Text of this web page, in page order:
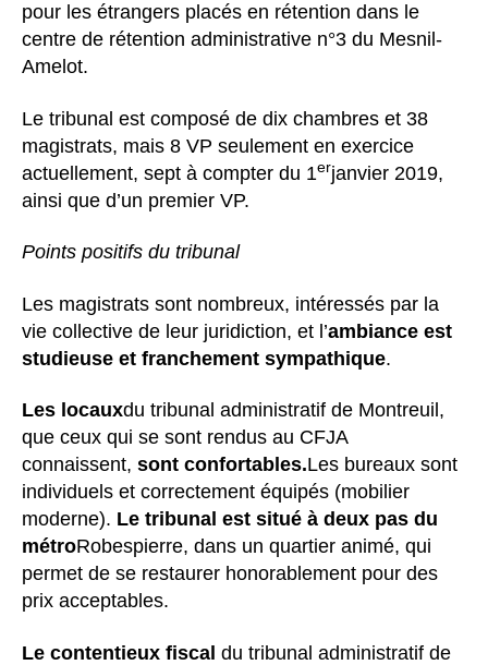
pour les étrangers placés en rétention dans le
centre de rétention administrative n°3 du Mesnil-
Amelot.
Le tribunal est composé de dix chambres et 38
magistrats, mais 8 VP seulement en exercice
actuellement, sept à compter du 1erjanvier 2019,
ainsi que d’un premier VP.
Points positifs du tribunal
Les magistrats sont nombreux, intéressés par la
vie collective de leur juridiction, et l’ambiance est
studieuse et franchement sympathique.
Les locauxdu tribunal administratif de Montreuil,
que ceux qui se sont rendus au CFJA
connaissent, sont confortables.Les bureaux sont
individuels et correctement équipés (mobilier
moderne). Le tribunal est situé à deux pas du
métroRobespierre, dans un quartier animé, qui
permet de se restaurer honorablement pour des
prix acceptables.
Le contentieux fiscal du tribunal administratif de